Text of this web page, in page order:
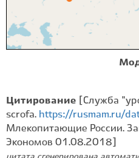
Цитирование
[Служба
scrofa. https://rusmam.ru/
Млекопитающие России.
Экономов 01.08.2018]